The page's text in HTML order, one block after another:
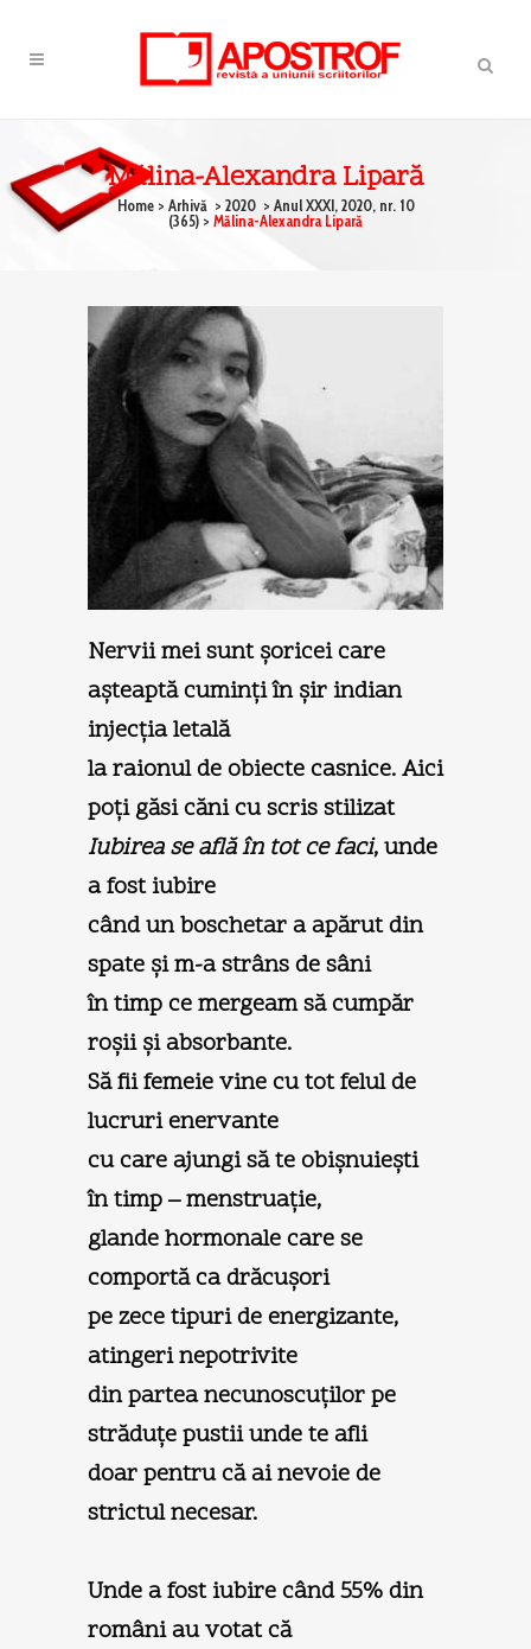
Mălina-Alexandra Lipară
Home> Arhivă > 2020 > Anul XXXI, 2020, nr. 10
(365) > Mălina-Alexandra Lipară
Nervii mei sunt şoricei care
aşteaptă cuminţi în şir indian
injecţia letală
la raionul de obiecte casnice. Aici
poţi găsi căni cu scris stilizat
Iubirea se află în tot ce faci, unde
a fost iubire
când un boschetar a apărut din
spate şi m-a strâns de sâni
în timp ce mergeam să cumpăr
roşii şi absorbante.
Să fii femeie vine cu tot felul de
lucruri enervante
cu care ajungi să te obişnuieşti
în timp – menstruaţie,
glande hormonale care se
comportă ca drăcuşori
pe zece tipuri de energizante,
atingeri nepotrivite
din partea necunoscuţilor pe
străduţe pustii unde te afli
doar pentru că ai nevoie de
strictul necesar.
Unde a fost iubire când 55% din
români au votat că